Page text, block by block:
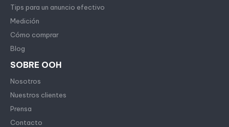
Tips para un anuncio efectivo
Medición
Cómo comprar
Blog
SOBRE OOH
Nosotros
Nuestros clientes
Prensa
Contacto